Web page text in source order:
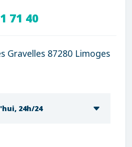
71 40
Gravelles 87280 Limoges
24h/24